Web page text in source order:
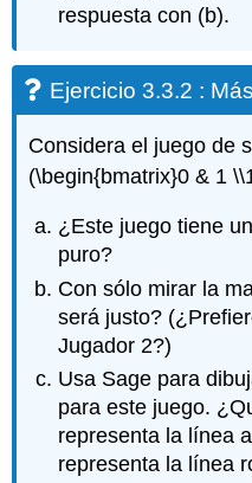
respuesta con (b).
Ejercicio 3.3.2 :
Considera el juego de
(\begin{bmatrix}0 & 1
¿Este juego tiene
puro?
Con sólo mirar la
será justo?
Jugador 2?)
Usa Sage para
para este juego.
representa la línea
representa la línea